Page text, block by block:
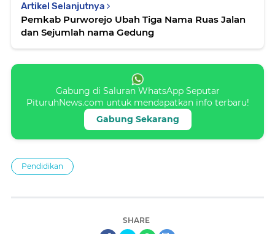
Artikel Selanjutnya
Pemkab Purworejo Ubah Tiga Nama Ruas Jalan
dan Sejumlah nama Gedung
Gabung di Saluran WhatsApp Seputar
PituruhNews.com untuk mendapatkan info terbaru!
Gabung Sekarang
Pendidikan
SHARE